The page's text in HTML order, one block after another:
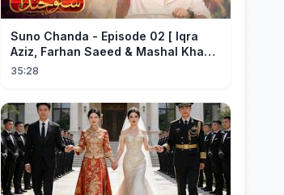
Suno Chanda - Episode 02 [ Iqra
Aziz, Farhan Saeed & Mashal Khan ]
- Funny Pakistani Drama - HUM TV
35:28